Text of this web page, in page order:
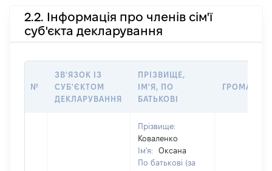
2.2. Інформація про членів сім'ї
суб'єкта декларування
№
ЗВ'ЯЗОК ІЗ
СУБ'ЄКТОМ
ДЕКЛАРУВАННЯ
ПРІЗВИЩЕ,
ІМ'Я, ПО
БАТЬКОВІ
Прізвище:
Коваленко
Ім'я:
Оксана
По батькові (за